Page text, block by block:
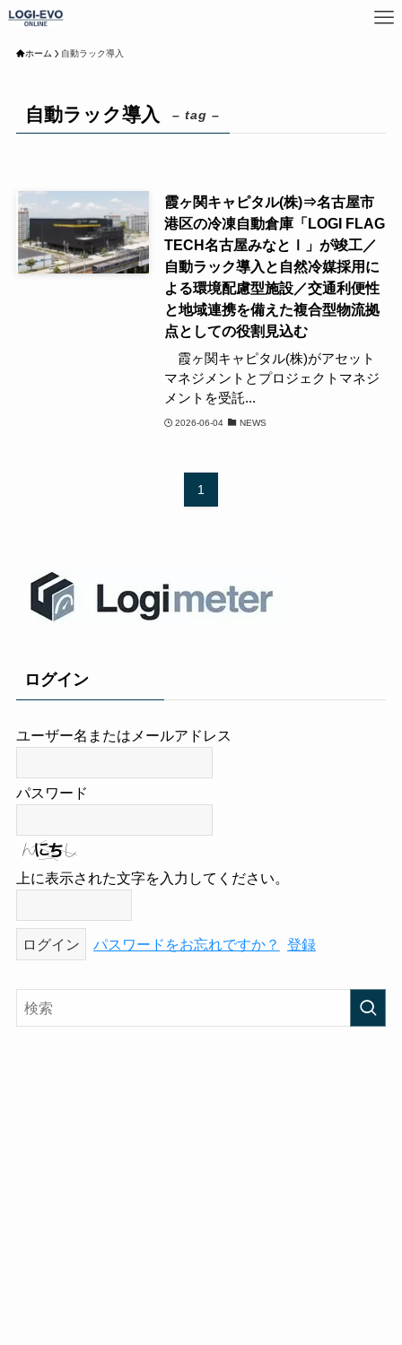
ホーム 自動ラック導入
自動ラック導入 – tag –
霞ヶ関キャピタル(株)⇒名古屋市
港区の冷凍自動倉庫「LOGI FLAG
TECH名古屋みなとⅠ」が竣工／
自動ラック導入と自然冷媒採用に
よる環境配慮型施設／交通利便性
と地域連携を備えた複合型物流拠
点としての役割見込む
霞ヶ関キャピタル(株)がアセット
マネジメントとプロジェクトマネジ
メントを受託...
2026-06-04 NEWS
1
ログイン
ユーザー名またはメールアドレス
パスワード
上に表示された文字を入力してください。
パスワードをお忘れですか？ 登録